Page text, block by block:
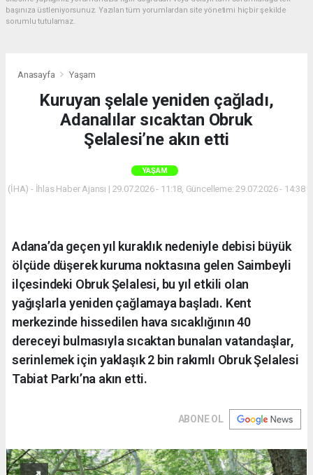
başınıza üstleniyorsunuz. Yazılan tüm yorumlardan site yönetimi hiçbir şekilde
sorumlu tutulamaz.
Anasayfa Yaşam
Kuruyan şelale yeniden çağladı,
Adanalılar sıcaktan Obruk
Şelalesi’ne akın etti
YAŞAM
(İHA) - İhlas Haber Ajansı | 29.07.2026 - 11:18, Güncelleme: 29.07.2026 - 14:38
Adana’da geçen yıl kuraklık nedeniyle debisi büyük
ölçüde düşerek kuruma noktasına gelen Saimbeyli
ilçesindeki Obruk Şelalesi, bu yıl etkili olan
yağışlarla yeniden çağlamaya başladı. Kent
merkezinde hissedilen hava sıcaklığının 40
dereceyi bulmasıyla sıcaktan bunalan vatandaşlar,
serinlemek için yaklaşık 2 bin rakımlı Obruk Şelalesi
Tabiat Parkı’na akın etti.
ABONE OL